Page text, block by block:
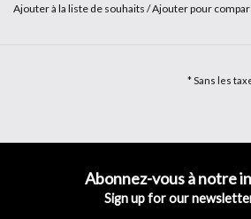
Convient pour la décoration de vitrines,
Adhésif: éco-acrylique permanent à haute
Ajouter à la liste de souhaits /Ajouter pour
* Sans les
Abonnez-vous à notre
Sign up for our